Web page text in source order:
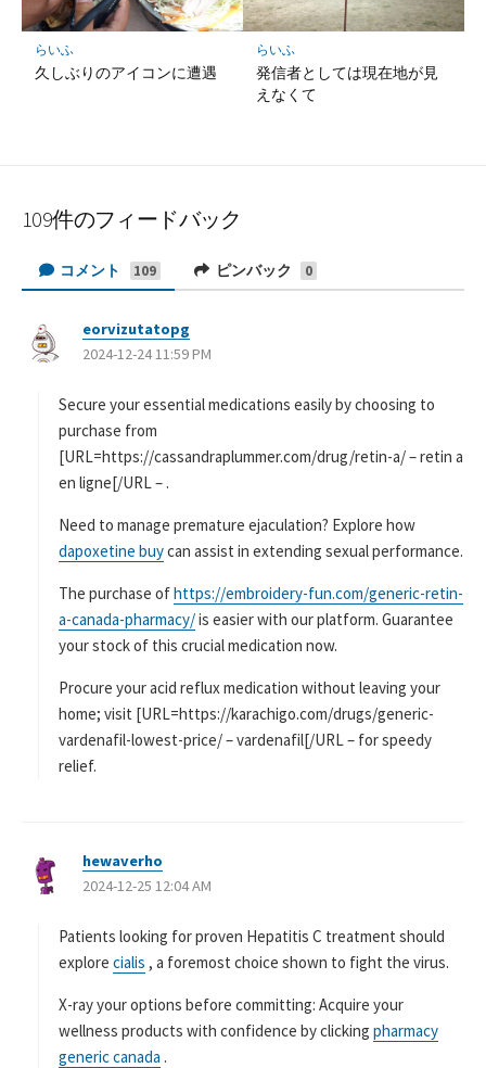
らいふ
久しぶりのアイコンに遭遇
らいふ
発信者としては現在地が見
えなくて
109件のフィードバック
コメント 109 ピンバック 0
eorvizutatopg
り
2024-12-24 11:59 PM
Secure your essential medications easily by choosing to
purchase from
[URL=https://cassandraplummer.com/drug/retin-a/ – retin a
en ligne[/URL – .
Need to manage premature ejaculation? Explore how
dapoxetine buycan assist in extending sexual performance.
The purchase ofhttps://embroidery-fun.com/generic-retin-
a-canada-pharmacy/is easier with our platform. Guarantee
your stock of this crucial medication now.
Procure your acid reflux medication without leaving your
home; visit [URL=https://karachigo.com/drugs/generic-
vardenafil-lowest-price/ – vardenafil[/URL – for speedy
relief.
hewaverho
り
2024-12-25 12:04 AM
Patients looking for proven Hepatitis C treatment should
explore cialis , a foremost choice shown to fight the virus.
X-ray your options before committing: Acquire your
wellness products with confidence by clicking pharmacy
generic canada .